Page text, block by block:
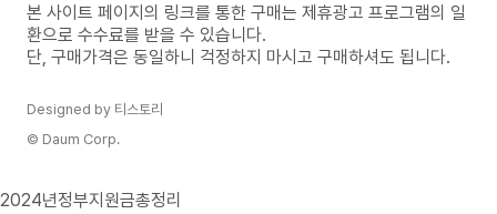
본 사이트 페이지의 링크를 통한 구매는 제휴광고 프로그램의 일
환으로 수수료를 받을 수 있습니다.
단, 구매가격은 동일하니 걱정하지 마시고 구매하셔도 됩니다.
Designed by 티스토리
© Daum Corp.
2024년정부지원금총정리